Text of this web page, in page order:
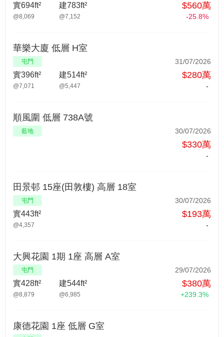
$560萬
實694ft²
@8,069
建783ft²
@7,152 -25.8%
31/07/2026
屯門
華樂大廈 低層 H室
$280萬
實396ft²
@7,071
建514ft²
@5,447 -
30/07/2026
藍地
順風圍 低層 738A號
$330萬
-
30/07/2026
屯門
田景邨 15座(田敦樓) 高層 18室
$193萬
實443ft²
@4,357 -
29/07/2026
屯門
大興花園 1期 1座 高層 A室
$380萬
實428ft²
@8,879
建544ft²
@6,985 +239.3%
康德花園 1座 低層 G室